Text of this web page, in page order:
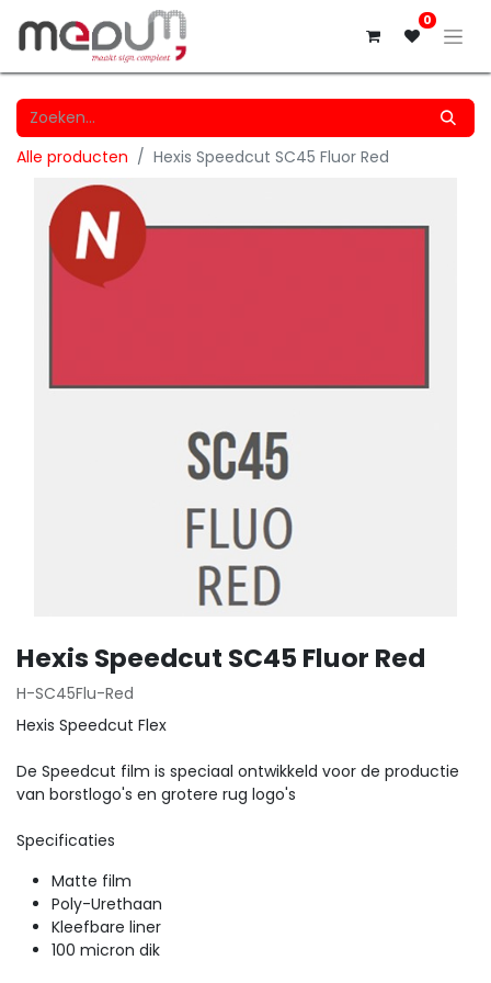
0
Alle producten Hexis Speedcut SC45 Fluor Red
Hexis Speedcut SC45 Fluor Red
H-SC45Flu-Red
Hexis Speedcut Flex
De Speedcut film is speciaal ontwikkeld voor de productie
van borstlogo's en grotere rug logo's
Specificaties
Matte film
Poly-Urethaan
Kleefbare liner
100 micron dik